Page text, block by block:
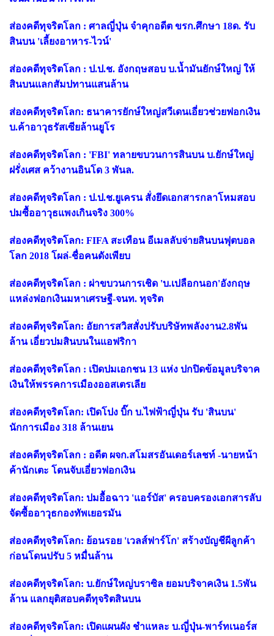
ส่องคดีทุจริตโลก : ศาลญี่ปุ่น จำคุกอดีต ขรก.ศึกษา 18ด. รับ
สินบน 'เลี้ยงอาหาร-ไวน์'
ส่องคดีทุจริตโลก : ป.ป.ช. อังกฤษสอบ บ.น้ำมันยักษ์ใหญ่ ให้
สินบนแลกสัมปทานแสนล้าน
ส่องคดีทุจริตโลก: ธนาคารยักษ์ใหญ่สวีเดนเอี่ยวช่วยฟอกเงิน
บ.ค้าอาวุธรัสเซียล้านยูโร
ส่องคดีทุจริตโลก : 'FBI' ทลายขบวนการสินบน บ.ยักษ์ใหญ่
ฝรั่งเศส คว้างานอินโด 3 พันล.
ส่องคดีทุจริตโลก : ป.ป.ช.ยูเครน สั่งยึดเอกสารกลาโหมสอบ
ปมซื้ออาวุธแพงเกินจริง 300%
ส่องคดีทุจริตโลก: FIFA สะเทือน อีเมลลับจ่ายสินบนฟุตบอล
โลก 2018 โผล่-ชื่อคนดังเพียบ
ส่องคดีทุจริตโลก : ผ่าขบวนการเชิด 'บ.เปลือกนอก'อังกฤษ
แหล่งฟอกเงินมหาเศรษฐี-จนท. ทุจริต
ส่องคดีทุจริตโลก: อัยการสวิสสั่งปรับบริษัทพลังงาน2.8พัน
ล้าน เอี่ยวปมสินบนในแอฟริกา
ส่องคดีทุจริตโลก : เปิดปมเอกชน 13 แห่ง ปกปิดข้อมูลบริจาค
เงินให้พรรคการเมืองออสเตรเลีย
ส่องคดีทุจริตโลก: เปิดโปง บิ๊ก บ.ไฟฟ้าญี่ปุ่น รับ 'สินบน'
นักการเมือง 318 ล้านเยน
ส่องคดีทุจริตโลก : อดีต ผจก.สโมสรอันเดอร์เลชท์ -นายหน้า
ค้านักเตะ โดนจับเอี่ยวฟอกเงิน
ส่องคดีทุจริตโลก: ปมอื้อฉาว 'แอร์บัส' ครอบครองเอกสารลับ
จัดซื้ออาวุธกองทัพเยอรมัน
ส่องคดีทุจริตโลก: ย้อนรอย 'เวลส์ฟาร์โก' สร้างบัญชีผีลูกค้า
ก่อนโดนปรับ 5 หมื่นล้าน
ส่องคดีทุจริตโลก: บ.ยักษ์ใหญ่บราซิล ยอมบริจาคเงิน 1.5พัน
ล้าน แลกยุติสอบคดีทุจริตสินบน
ส่องคดีทุจริตโลก: เปิดแผนผัง ชำแหละ บ.ญี่ปุ่น-พาร์ทเนอร์ส